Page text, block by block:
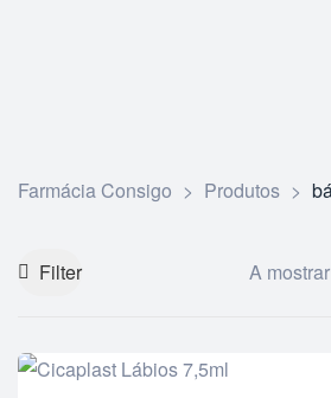
Farmácia Consigo > Produtos >
Filter A